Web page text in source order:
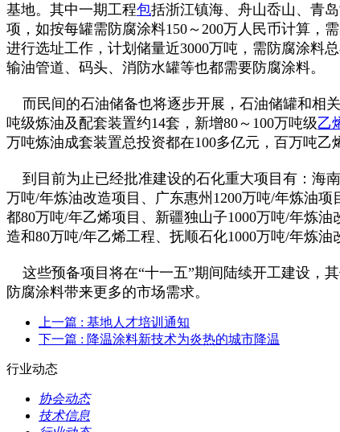
基地。其中一期工程包括浙江镇海、舟山岙山、青
项，如按每罐需防腐涂料150～200万人民币计算，
进行选址工作，计划储量近3000万吨，需防腐涂料
输油管道、码头、消防水罐等也都需要防腐涂料。
而民间的石油储备也将逐步开展，石油储罐和相
吨级炼油及配套装置约14套，新增80～100万吨级乙
万吨炼油成套装置总投资都在100多亿元，百万吨乙
到目前为止已经批准建设的石化重大项目有：海
万吨/年炼油改造项目、广东惠州1200万吨/年炼油
都80万吨/年乙烯项目、新疆独山子1000万吨/年炼
造和80万吨/年乙烯工程、抚顺石化1000万吨/年炼
这些预备项目将在“十一五”期间陆续开工建设，
防腐涂料带来更多的市场需求。
上一篇 : 基地人才培训通知
下一篇 : 降温涂料新技术为炎热的城市降温
行业动态
协会动态
技术信息